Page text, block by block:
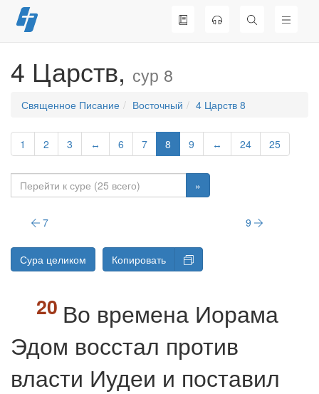
Перейти
к
4 Царств, сур 8
Священное Писание Восточный 4 Царств 8
1 2 3 ↔ 6 7 8 9 ↔ 24 25
»
7 9
Сура целиком Копировать
Во времена Иорама
Эдом восстал против
власти Иудеи и поставил